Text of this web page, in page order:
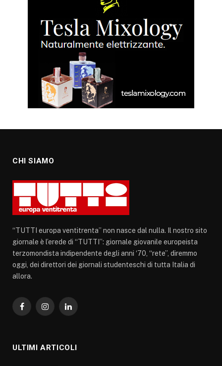
CHI SIAMO
“TUTTI europa ventitrenta” non nasce dal nulla. Il nostro sito
giornale è l’erede di “TUTTI”: giornale giovanile europeista
terzomondista indipendente degli anni ‘70, “rete”, diremmo
oggi, dei direttori dei giornali studenteschi di tutta Italia di
allora.
FacebookInstagramLinkedIn
ULTIMI ARTICOLI